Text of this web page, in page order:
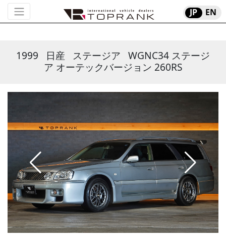
JP EN
1999 日産 ステージア WGNC34 ステージ
ア オーテックバージョン 260RS